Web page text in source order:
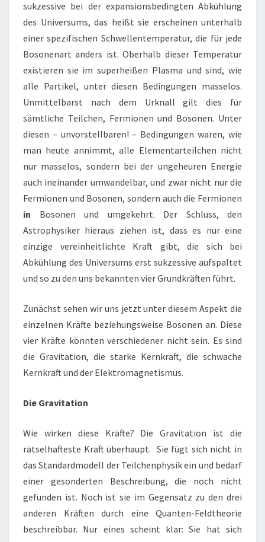
sukzessive bei der expansionsbedingten Abkühlung
des Universums, das heißt sie erscheinen unterhalb
einer spezifischen Schwellentemperatur, die für jede
Bosonenart anders ist. Oberhalb dieser Temperatur
existieren sie im superheißen Plasma und sind, wie
alle Partikel, unter diesen Bedingungen masselos.
Unmittelbarst nach dem Urknall gilt dies für
sämtliche Teilchen, Fermionen und Bosonen. Unter
diesen – unvorstellbaren! – Bedingungen waren, wie
man heute annimmt, alle Elementarteilchen nicht
nur masselos, sondern bei der ungeheuren Energie
auch ineinander umwandelbar, und zwar nicht nur die
Fermionen und Bosonen, sondern auch die Fermionen
in Bosonen und umgekehrt. Der Schluss, den
Astrophysiker hieraus ziehen ist, dass es nur eine
einzige vereinheitlichte Kraft gibt, die sich bei
Abkühlung des Universums erst sukzessive aufspaltet
und so zu den uns bekannten vier Grundkräften führt.
Zunächst sehen wir uns jetzt unter diesem Aspekt die
einzelnen Kräfte beziehungsweise Bosonen an. Diese
vier Kräfte könnten verschiedener nicht sein. Es sind
die Gravitation, die starke Kernkraft, die schwache
Kernkraft und der Elektromagnetismus.
Die Gravitation
Wie wirken diese Kräfte? Die Gravitation ist die
rätselhafteste Kraft überhaupt. Sie fügt sich nicht in
das Standardmodell der Teilchenphysik ein und bedarf
einer gesonderten Beschreibung, die noch nicht
gefunden ist. Noch ist sie im Gegensatz zu den drei
anderen Kräften durch eine Quanten-Feldtheorie
beschreibbar. Nur eines scheint klar: Sie hat sich